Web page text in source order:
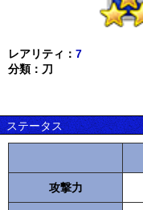
レアリティ： 7
分類：刀
ステータス
攻撃力